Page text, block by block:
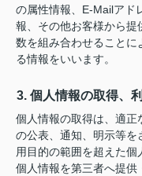
の属性情報、E-Mailアド
報、その他お客様から提
数を組み合わせることに
る情報をいいます。
3. 個人情報の取得、
個人情報の取得は、適正
の公表、通知、明示等を
用目的の範囲を超えた個
個人情報を第三者へ提